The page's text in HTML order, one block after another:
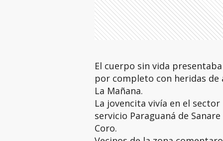
El cuerpo sin vida
por completo con heridas de
La Mañana.
La jovencita vivía en el
servicio Paraguaná de
Coro.